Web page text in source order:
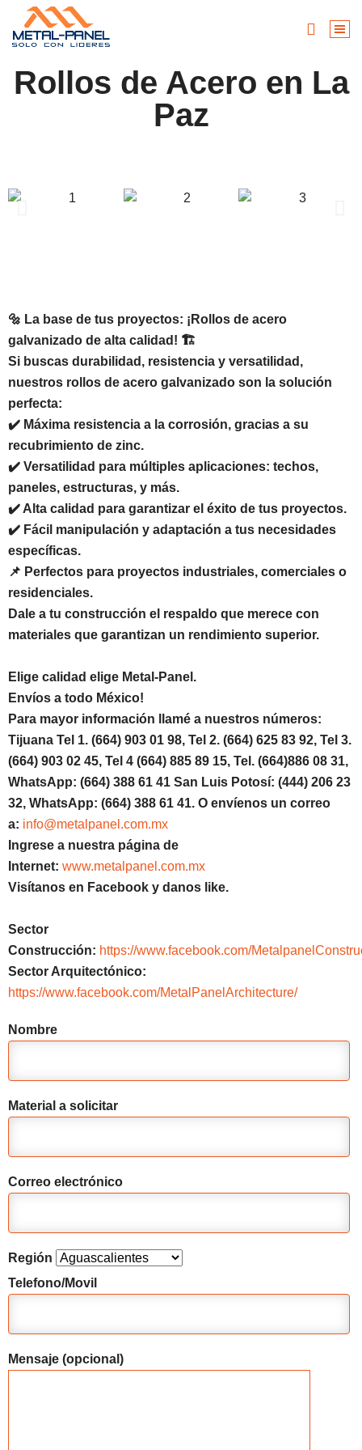
Rollos de Acero en La
Paz
🔩 La base de tus proyectos: ¡Rollos de acero
galvanizado de alta calidad! 🏗️
Si buscas durabilidad, resistencia y versatilidad,
nuestros rollos de acero galvanizado son la solución
perfecta:
✔️ Máxima resistencia a la corrosión, gracias a su
recubrimiento de zinc.
✔️ Versatilidad para múltiples aplicaciones: techos,
paneles, estructuras, y más.
✔️ Alta calidad para garantizar el éxito de tus proyectos.
✔️ Fácil manipulación y adaptación a tus necesidades
específicas.
📌 Perfectos para proyectos industriales, comerciales o
residenciales.
Dale a tu construcción el respaldo que merece con
materiales que garantizan un rendimiento superior.
Elige calidad elige Metal-Panel.
Envíos a todo México!
Para mayor información llamé a nuestros números:
Tijuana Tel 1. (664) 903 01 98, Tel 2. (664) 625 83 92, Tel 3.
(664) 903 02 45, Tel 4 (664) 885 89 15, Tel. (664)886 08 31,
WhatsApp: (664) 388 61 41 San Luis Potosí: (444) 206 23
32, WhatsApp: (664) 388 61 41. O envíenos un correo
a: info@metalpanel.com.mx
Ingrese a nuestra página de
Internet: www.metalpanel.com.mx
Visítanos en Facebook y danos like.
Sector
Construcción: https://www.facebook.com/
Sector Arquitectónico:
https://www.facebook.com/MetalPanelArchitecture/
Nombre
Material a solicitar
Correo electrónico
Región
Telefono/Movil
Mensaje (opcional)